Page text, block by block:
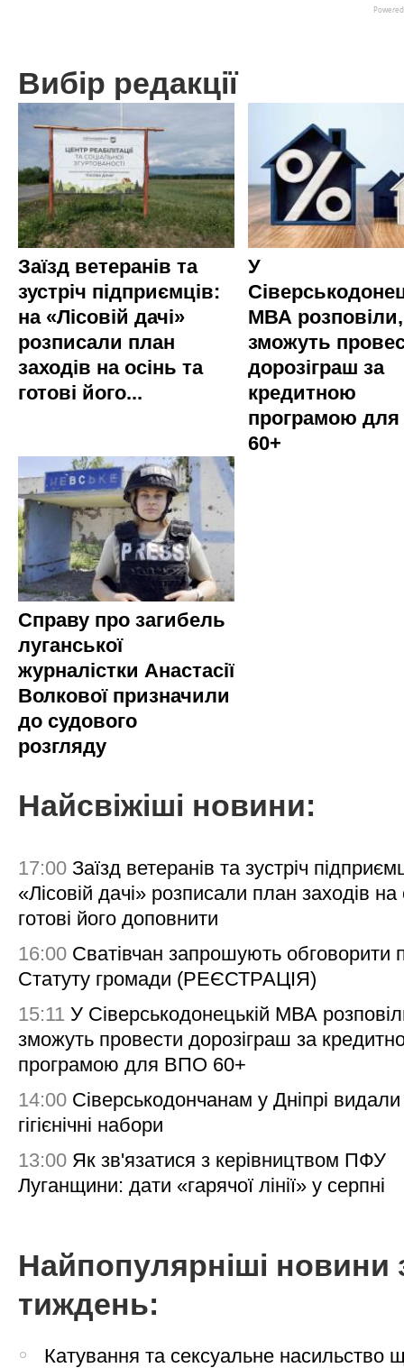
Вибір редакції
Заїзд ветеранів та
зустріч підприємців:
на «Лісовій дачі»
розписали план
заходів на осінь та
готові його...
У
МВА
зможуть
дорозіграш за
кредитною
програмою
60+
Справу про загибель
луганської
журналістки Анастасії
Волкової призначили
до судового
розгляду
Найсвіжіші новини:
17:00 Заїзд ветеранів та зустріч
«Лісовій дачі» розписали план заходів на
готові його доповнити
16:00 Сватівчан запрошують обговорити
Статуту громади (РЕЄСТРАЦІЯ)
15:11 У Сіверськодонецькій МВА
зможуть провести дорозіграш за
програмою для ВПО 60+
14:00 Сіверськодончанам у Дніпрі видали
гігієнічні набори
13:00 Як зв'язатися з керівництвом ПФУ
Луганщини: дати «гарячої лінії» у серпні
Найпопулярніші новини
тиждень:
Катування та сексуальне насильство